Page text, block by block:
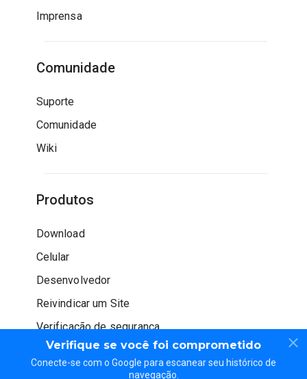
Verifique se você foi comprometido
Conecte-se com o Google para escanear seu histórico de
navegação.
Imprensa
Comunidade
Suporte
Comunidade
Wiki
Produtos
Download
Celular
Desenvolvedor
Reivindicar um Site
Verificação de segurança